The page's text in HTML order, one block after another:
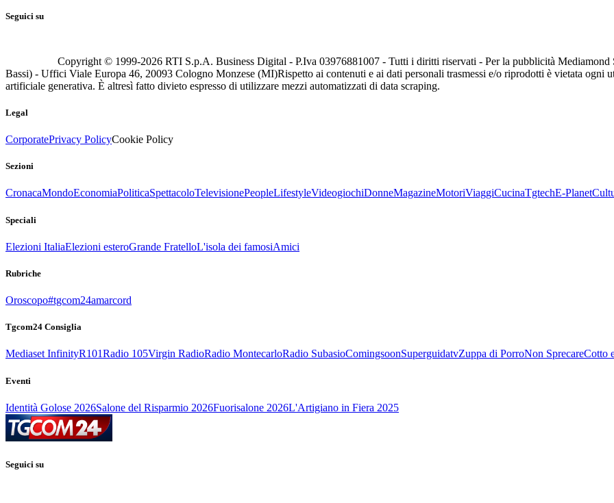
Seguici su
Copyright © 1999-2026 RTI S.p.A. Business Digital - P.Iva 03976881007 - Tutti i diritti riservati - Per la pubblicità
Bassi) - Uffici Viale Europa 46, 20093 Cologno Monzese (MI)Rispetto ai contenuti e ai dati personali trasmessi e/o riprodotti è vietata ogni
artificiale generativa. È altresì fatto divieto espresso di utilizzare mezzi automatizzati di data scraping.
Legal
CorporatePrivacy PolicyCookie Policy
Sezioni
CronacaMondoEconomiaPoliticaSpettacoloTelevisionePeopleLifestyleVideogiochiDonneMagazineMotoriViaggiCucinaTgtechE-Planet
Speciali
Elezioni ItaliaElezioni esteroGrande FratelloL'isola dei famosiAmici
Rubriche
Oroscopo#tgcom24amarcord
Tgcom24 Consiglia
Mediaset InfinityR101Radio 105Virgin RadioRadio MontecarloRadio SubasioComingsoonSuperguidatvZuppa di PorroNon SprecareCotto
Eventi
Identità Golose 2026Salone del Risparmio 2026Fuorisalone 2026L'Artigiano in Fiera 2025
Seguici su